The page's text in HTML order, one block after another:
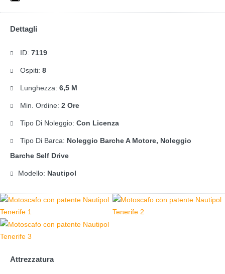
Dettagli
ID: 7119
Ospiti: 8
Lunghezza: 6,5 M
Min. Ordine: 2 Ore
Tipo Di Noleggio: Con Licenza
Tipo Di Barca: Noleggio Barche A Motore, Noleggio
Barche Self Drive
Modello: Nautipol
Attrezzatura